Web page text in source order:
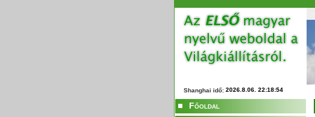
Shanghai idő:
Főoldal